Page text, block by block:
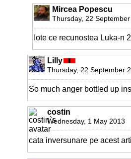
Mircea Popescu
Thursday, 22 September
Iote ce recunostea Luka-n
Lilly
Thursday, 22 September
So much anger bottled up
costin
Wednesday, 1 May 2013
cata inversunare pe acest